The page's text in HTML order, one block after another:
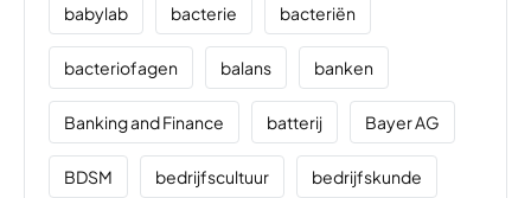
babylab bacterie bacteriën
bacteriofagen balans banken
Banking and Finance batterij Bayer AG
BDSM bedrijfscultuur bedrijfskunde